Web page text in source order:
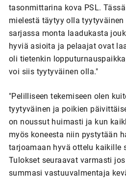
tasonmittarina kova PSL.
mielestä täytyy olla
sarjassa monta laadukasta
hyviä asioita ja pelaajat ovat
oli tietenkin
voi siis tyytyväinen olla."
"Pelilliseen tekemiseen olen
tyytyväinen ja poikien
on noussut huimasti ja kun
myös koneesta niin pystytään
tarjoamaan hyvä ottelu kaikille
Tulokset seuraavat varmasti
summasi vastuuvalmentaja